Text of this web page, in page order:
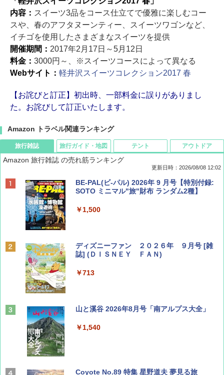
内容： スイーツ3品をコース仕立てで優雅に楽しむコー
スや、春のアフタヌーンティー、スイーツワゴンなど、
イチゴを使用したさまざまなスイーツを提供
開催期間： 2017年2月17日～5月12日
料金： 3000円～、※スイーツコースによって異なる
Webサイト： 軽井沢スイーツコレクション2017 春
【お詫びと訂正】初出時、一部料金に誤りがありまし
た。お詫びして訂正いたします。
Amazon トラベル関連ランキング
旅行雑誌
Amazon 旅行雑誌 の売れ筋ランキング
更新日時：2026/08/08 12:02
BE-PAL(ビ-パル) 2026年 9 月号【特別付録:
SOTO ミニマル"旅"財布 ランダム2種】
￥1,500
ディズニーファン ２０２６年 ９月号 [雑
誌] (ＤＩＳＮＥＹ ＦＡＮ)
￥713
山と溪谷 2026年8月号「南アルプス大全」
￥1,540
Coyote No.89 特集 星野道夫 夢見る旅
旅行ガイド・地図 テント アウトドア